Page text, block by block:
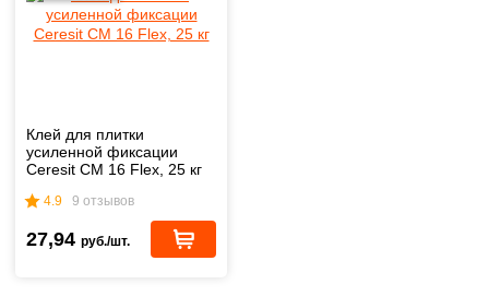
Клей для плитки
усиленной фиксации
Ceresit CM 16 Flex, 25 кг
4.9 9 отзывов
27,94 руб./шт.